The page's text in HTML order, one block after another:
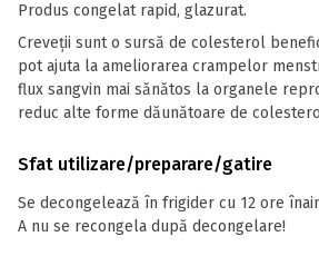
Produs congelat rapid, glazurat.
Creveții sunt o sursă de colesterol
pot ajuta la ameliorarea crampelor
flux sangvin mai sănătos la organele
reduc alte forme dăunătoare de
Sfat utilizare/preparare/gatire
Se decongelează în frigider cu 12 ore
A nu se recongela după decongelare!